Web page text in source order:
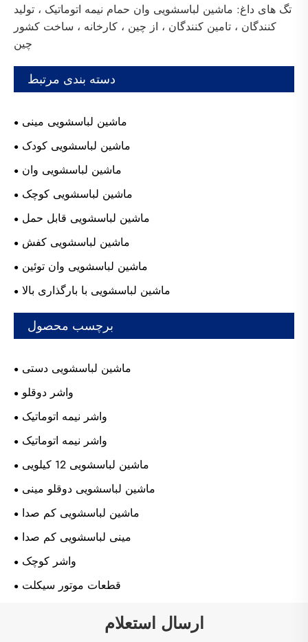
تگ های داغ: ماشین لباسشویی وان حمام نیمه اتوماتیک ، تولید
کنندگان ، تامین کنندگان ، از چین ، کارخانه ، ساخت کشور
چین
دسته بندی مرتبط
ماشین لباسشویی مینی
ماشین لباسشویی کودک
ماشین لباسشویی وان
ماشین لباسشویی کوچک
ماشین لباسشویی قابل حمل
ماشین لباسشویی کفش
ماشین لباسشویی وان توئین
ماشین لباسشویی با بارگذاری بالا
برچسب محصول
ماشین لباسشویی دستی
واشر دوقلو
واشر نیمه اتوماتیک
واشر نیمه اتوماتیک
ماشین لباسشویی 12 کیلویی
ماشین لباسشویی دوقلو مینی
ماشین لباسشویی کم صدا
مینی لباسشویی کم صدا
واشر کوچک
قطعات موتور سیکلت
ارسال استعلام